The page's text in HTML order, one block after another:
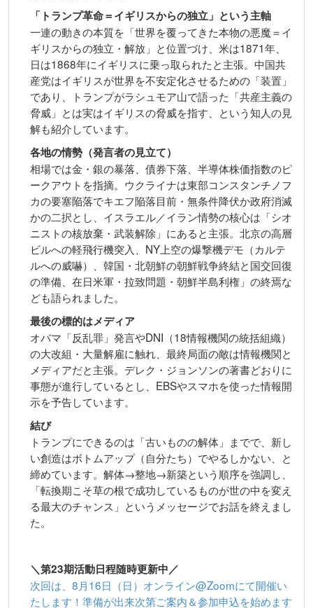
「トランプ革命＝イギリスからの独立」という主軸
一連の動きの本質を「世界を覆ってきた本物の悪魔＝イ
ギリスからの独立・解放」と位置づけ、米は1871年、
日は1868年にイギリスに乗っ取られたと主張。中国共
産党はイギリスが世界を不安定化させるための「装置」
であり、トランプがラシュモア山で語った「共産主義の
脅威」とは実はイギリスの脅威を指す、という知人の見
解も紹介しています。
各地の情勢（発言者の見立て）
相場では金・銀の暴落、債券下落、半導体株価指数のピ
ークアウトを指摘。ウクライナは東部コンスタンチノフ
カの要塞陥落でキエフ陥落目前・無条件降伏か政府消滅
かの二択とし、イスラエル／イラン情勢の核心は「シオ
ニストの核放棄・武装解除」にあると主張。北京の高層
ビルへの軽飛行機突入、NY上空の爆撃機デモ（カルテ
ルへの威嚇）、韓国・北朝鮮の朝鮮戦争終結と国交回復
の準備、在日米軍・拉致問題・朝鮮半島利権」の終焉な
ども語られました。
最後の標的はメディア
オバマ「反乱罪」発言やDNI（18情報機関の統括組織）
の大改組・大量解雇に触れ、最終局面の敵は情報機関と
メディアだと主張。デレク・ジョンソンの著書どおりに
事態が進行しているとし、EBSやスマホを使った情報開
示を予告しています。
結び
トランプにできるのは「古いものの解体」までで、新し
い創造はボトムアップ（自分たち）でやるしかない、と
締めています。解体→整地→新築という順序を強調し、
「転換期こそ草の根で成功しているものが世の中を変え
る最大のチャンス」というメッセージでお話を終えまし
た。
＼第23期活動日程随時更新中／
次回は、8月16日（日）オンライン@Zoomにて開催い
たします！準備が出来次第ご案内＆参加申込を始めます